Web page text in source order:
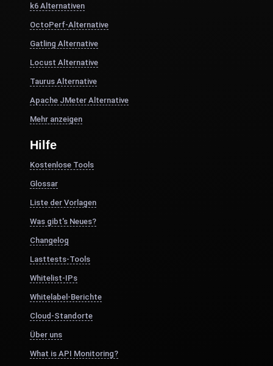
k6 Alternativen
OctoPerf-Alternative
Gatling Alternative
Locust Alternative
Taurus Alternative
Apache JMeter Alternative
Mehr anzeigen
Hilfe
Kostenlose Tools
Glossar
Liste der Vorlagen
Was gibt's Neues?
Changelog
Lasttests-Tools
Whitelist-IPs
Whitelabel-Berichte
Cloud-Standorte
Über uns
What is API Monitoring?